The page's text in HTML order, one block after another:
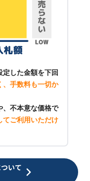
した金額を下回
、手数料も一切か
、不本意な価格で
てご利用いただけ
いて